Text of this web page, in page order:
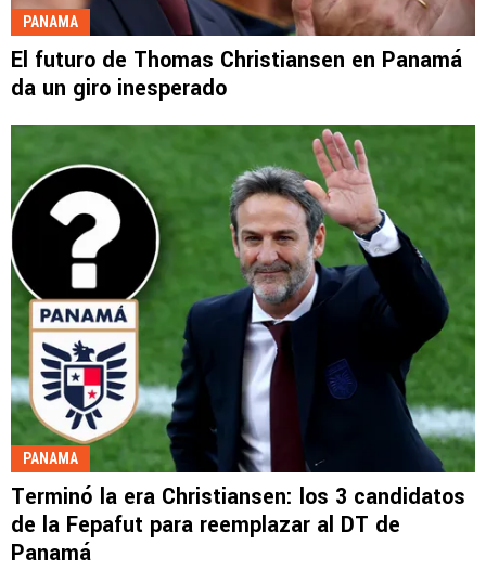
PANAMA
El futuro de Thomas Christiansen en Panamá
da un giro inesperado
PANAMA
Terminó la era Christiansen: los 3 candidatos
de la Fepafut para reemplazar al DT de
Panamá